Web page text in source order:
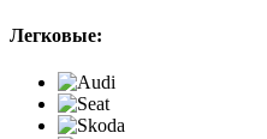
Легковые: